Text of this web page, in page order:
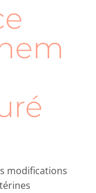
modifications